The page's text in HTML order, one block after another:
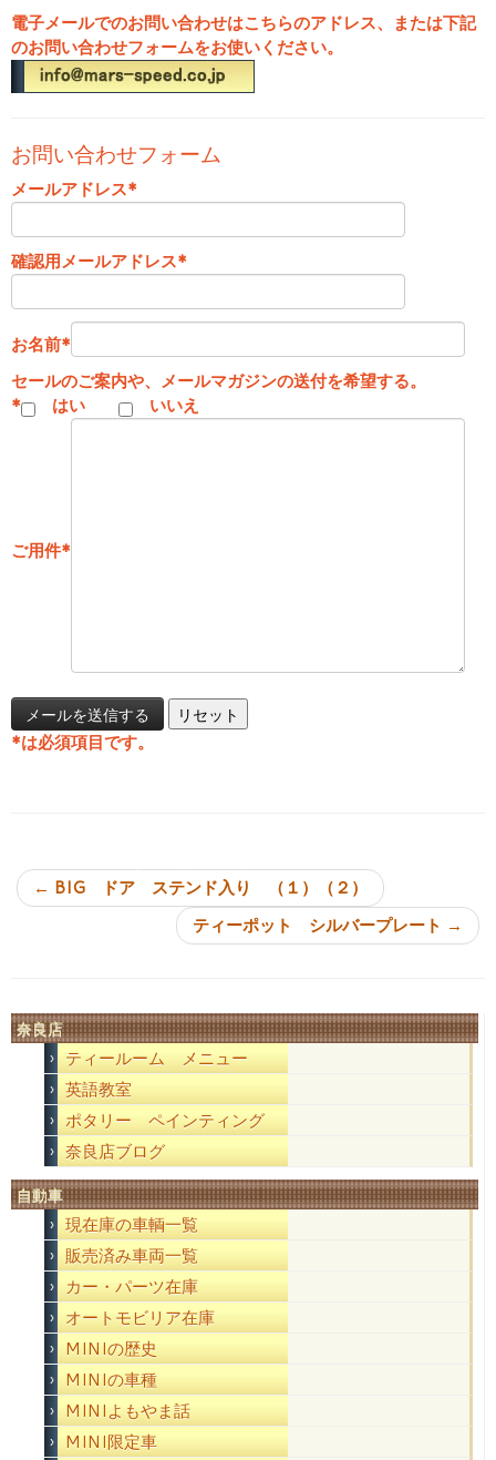
電子メールでのお問い合わせはこちらのアドレス、または下記
のお問い合わせフォームをお使いください。
お問い合わせフォーム
メールアドレス*
確認用メールアドレス*
お名前*
セールのご案内や、メールマガジンの送付を希望する。
*
はい いいえ
ご用件*
*は必須項目です。
← BIG ドア ステンド入り （１）（２）
ティーポット シルバープレート →
奈良店
ティールーム メニュー
英語教室
ポタリー ペインティング
奈良店ブログ
自動車
現在庫の車輌一覧
販売済み車両一覧
カー・パーツ在庫
オートモビリア在庫
MINIの歴史
MINIの車種
MINIよもやま話
MINI限定車